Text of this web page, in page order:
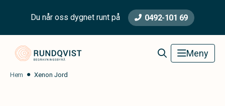
Du når oss dygnet runt på 0492-101 69
Rundqvist Begravningsbyrå Meny
Hem Xenon Jord